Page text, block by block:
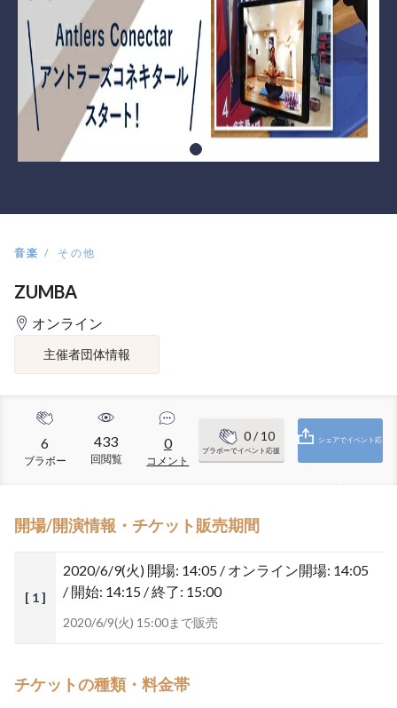
音楽 その他
ZUMBA
オンライン
主催者団体情報
6
ブラボー
433
回閲覧
0
コメント
0/ 10
ブラボーでイベント応援
シェアでイベント応
開場/開演情報・チケット販売期間
[ 1 ]
2020/6/9(火) 開場: 14:05 / オンライン開場: 14:05
/ 開始: 14:15 / 終了: 15:00
2020/6/9(火) 15:00まで販売
チケットの種類・料金帯